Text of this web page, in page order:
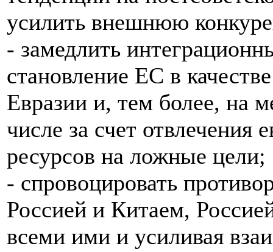
усилить внешнюю
- замедлить
становление ЕС в
Евразии и, тем более, на
числе за счет отвлечения
ресурсов на ложные цели;
- спровоцировать
Россией и Китаем,
всеми ими и усиливая